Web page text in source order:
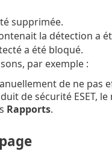
supprimée.
la détection a
a été bloqué.
par exemple :
de ne pas
de sécurité ESET, le
Rapports.